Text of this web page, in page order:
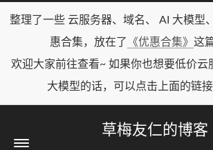
整理了一些 云服务器、域名、 AI 大模型
惠合集，放在了
《优惠合集》 这
欢迎大家前往查看~ 如果你也想要低价云
大模型的话，可以点击上面的链
草梅友仁的博客